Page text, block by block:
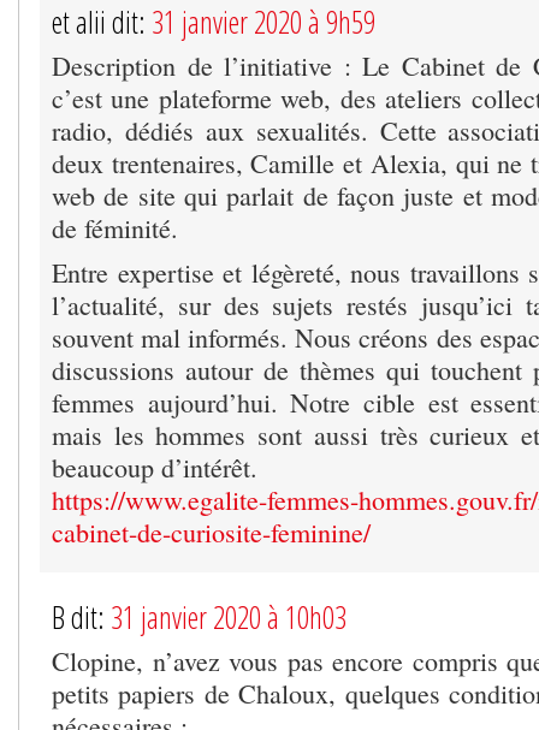
et alii dit: 31 janvier 2020 à 9h59
Description de l’initiative : Le Cabinet de
c’est une plateforme web, des ateliers
radio, dédiés aux sexualités. Cette
deux trentenaires, Camille et Alexia, qui ne
web de site qui parlait de façon juste et
de féminité.
Entre expertise et légèreté, nous travaillons
l’actualité, sur des sujets restés jusqu’ici
souvent mal informés. Nous créons des
discussions autour de thèmes qui touchent
femmes aujourd’hui. Notre cible est
mais les hommes sont aussi très curieux
beaucoup d’intérêt.
https://www.egalite-femmes-
cabinet-de-curiosite-feminine/
B dit: 31 janvier 2020 à 10h03
Clopine, n’avez vous pas encore compris
petits papiers de Chaloux, quelques